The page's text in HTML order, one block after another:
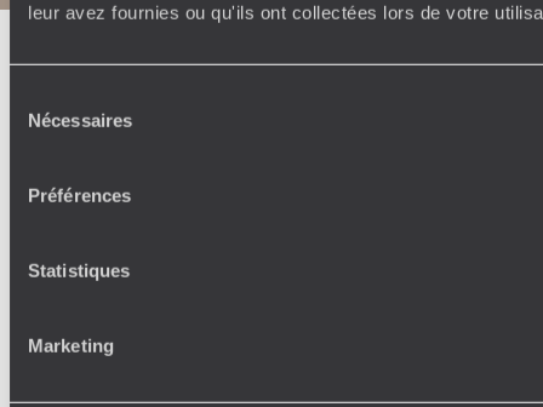
leur avez fournies ou qu'ils ont collectées lors de votre
Nécessaires
Préférences
Statistiques
Marketing